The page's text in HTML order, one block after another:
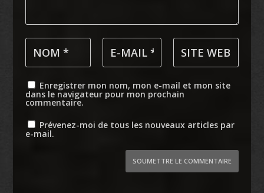
Enregistrer mon nom, mon e-mail et mon site
dans le navigateur pour mon prochain
commentaire.
Prévenez-moi de tous les nouveaux articles par
e-mail.
SOUMETTRE LE COMMENTAIRE